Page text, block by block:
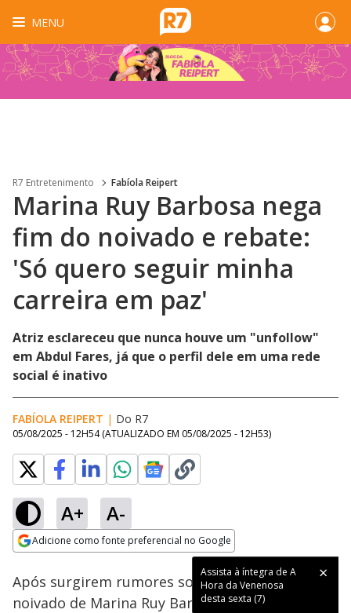
MENU
R7 Entretenimento Fabíola Reipert
Marina Ruy Barbosa nega
fim do noivado e rebate:
'Só quero seguir minha
carreira em paz'
Atriz esclareceu que nunca houve um "unfollow"
em Abdul Fares, já que o perfil dele em uma rede
social é inativo
FABÍOLA REIPERT | Do R7
05/08/2025 - 12H54 (ATUALIZADO EM 05/08/2025 - 12H53)
A+ A-
Adicione como fonte preferencial no Google
Assista à íntegra de A
Hora da Venenosa
desta sexta (7)
Ativar
Loaded
68.58%
Após surgirem rumores sobre o término do
noivado de Marina Ruy Barbosa e Abdul Fares, a